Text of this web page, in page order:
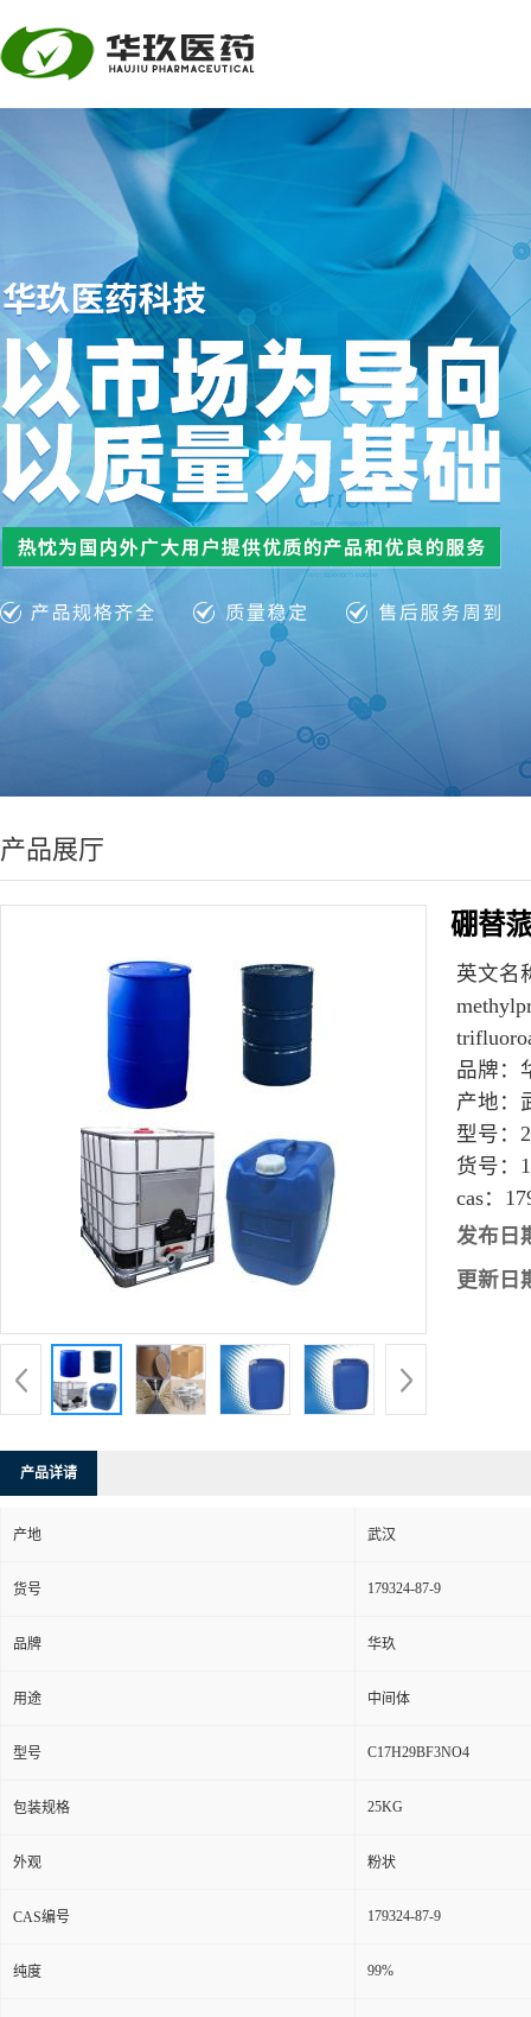
产品展厅
硼替
英文名
品牌：
产地：
型号：
货号：
cas：
发布日
更新日
产品详请
产地 武汉
货号 179324-87-9
品牌 华玖
用途 中间体
型号 C17H29BF3NO4
包装规格 25KG
外观 粉状
CAS编号 179324-87-9
纯度 99%